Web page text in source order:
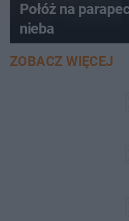
Połóż na
nieba
ZOBACZ WIĘCEJ